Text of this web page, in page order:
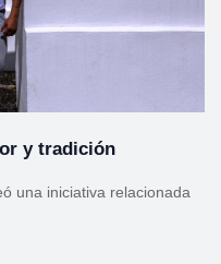
y tradición
una iniciativa relacionada